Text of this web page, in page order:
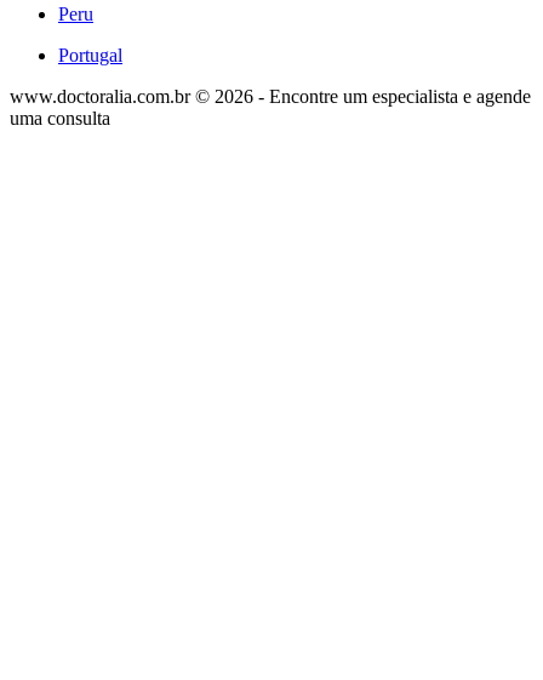
Peru
Portugal
www.doctoralia.com.br © 2026 - Encontre um especialista e agende
uma consulta